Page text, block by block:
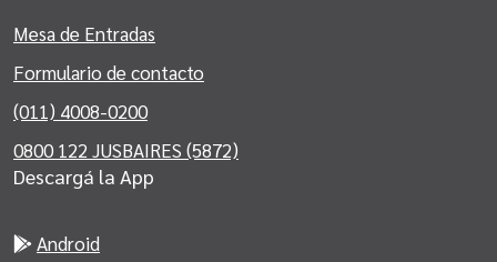
Mesa de Entradas
Formulario de contacto
(011) 4008-0200
0800 122 JUSBAIRES (5872)
Descargá la App
Android